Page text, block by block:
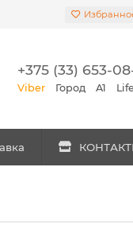
+375 (33) 653-
Viber Город A1